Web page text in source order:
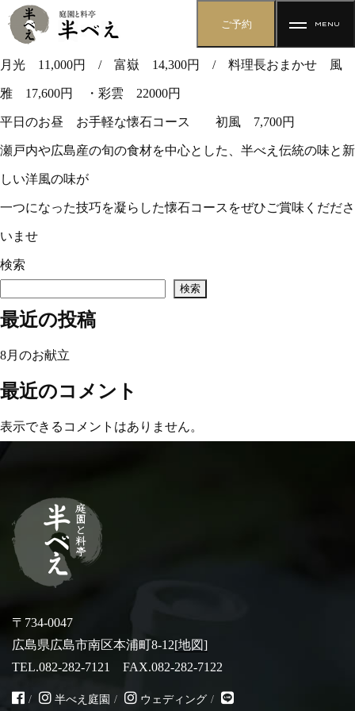
料亭 予約フォーム
その他のご利用でのお問い合わせ、資料請求をご希望の方
さい。
TEL.082-282-7121
資料請求フォーム
MENU
お知らせ
半べえについて
料亭
アクセス
採用情報
庭園
ブログ
8月懐石コース 富嶽（Fugaku） 14,300円（税込）
8月 富嶽 Fugaku ダウンロード
月光 11,000円 / 富嶽 14,300円 / 料理長おまかせ 風
雅 17,600円 ・彩雲 22000円
平日のお昼 お手軽な懐石コース 初風 7,700円
瀬戸内や広島産の旬の食材を中心とした、半べえ伝統の味と新
しい洋風の味が
一つになった技巧を凝らした懐石コースをぜひご賞味くだださ
いませ
検索
検索
最近の投稿
8月のお献立
最近のコメント
表示できるコメントはありません。
〒734-0047
広島県広島市南区本浦町8-12[地図]
TEL.082-282-7121 FAX.082-282-7122
半べえ庭園 ウェディング